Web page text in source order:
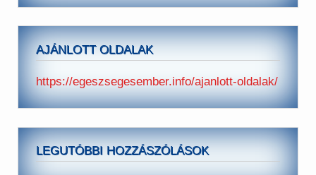
AJÁNLOTT OLDALAK
https://egeszsegesember.info/ajanlott-oldalak/
LEGUTÓBBI HOZZÁSZÓLÁSOK